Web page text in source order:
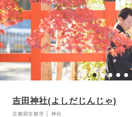
吉田神社(よしだじんじゃ)
京都府京都市 │ 神社